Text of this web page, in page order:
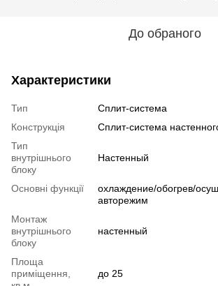
До обраного
Характеристики
Тип
Сплит-система
Конструкція
Cплит-система
Тип
внутрішнього
блоку
Настенный
Основні функції
охлаждение/обогрев/
авторежим
Монтаж
внутрішнього
блоку
настенный
Площа
приміщення,
до 25